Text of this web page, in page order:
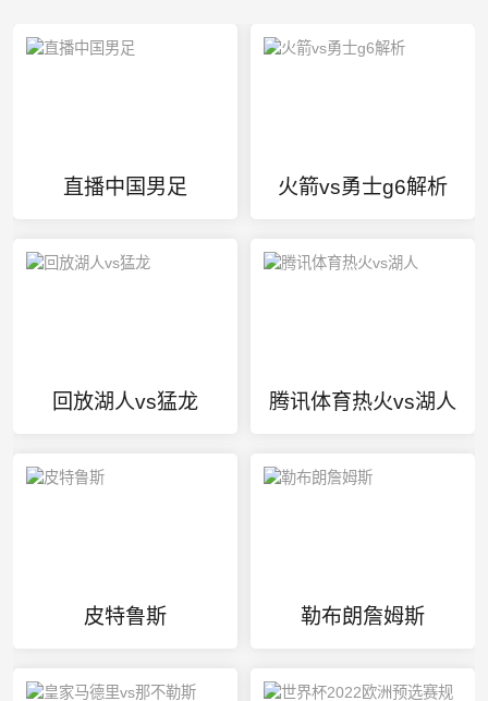
直播中国男足 火箭vs勇士g6解析
回放湖人vs猛龙 腾讯体育热火vs湖人
皮特鲁斯 勒布朗詹姆斯